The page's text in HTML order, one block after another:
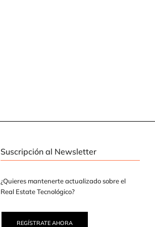
Suscripción al Newsletter
¿Quieres mantenerte actualizado sobre el
Real Estate Tecnológico?
REGÍSTRATE AHORA